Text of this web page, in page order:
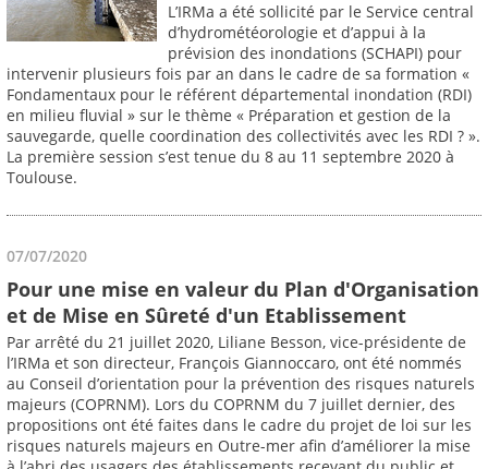
L’IRMa a été sollicité par le Service central
d’hydrométéorologie et d’appui à la
prévision des inondations (SCHAPI) pour
intervenir plusieurs fois par an dans le cadre de sa formation «
Fondamentaux pour le référent départemental inondation (RDI)
en milieu fluvial » sur le thème « Préparation et gestion de la
sauvegarde, quelle coordination des collectivités avec les RDI ? ».
La première session s’est tenue du 8 au 11 septembre 2020 à
Toulouse.
07/07/2020
Pour une mise en valeur du Plan d'Organisation
et de Mise en Sûreté d'un Etablissement
Par arrêté du 21 juillet 2020, Liliane Besson, vice-présidente de
l’IRMa et son directeur, François Giannoccaro, ont été nommés
au Conseil d’orientation pour la prévention des risques naturels
majeurs (COPRNM). Lors du COPRNM du 7 juillet dernier, des
propositions ont été faites dans le cadre du projet de loi sur les
risques naturels majeurs en Outre-mer afin d’améliorer la mise